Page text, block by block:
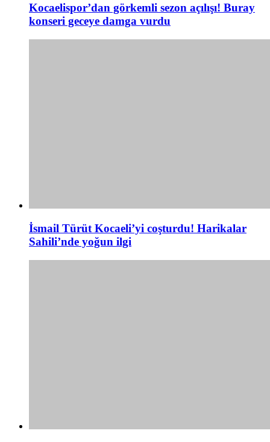
Kocaelispor’dan görkemli sezon açılışı! Buray
konseri geceye damga vurdu
İsmail Türüt Kocaeli’yi coşturdu! Harikalar
Sahili’nde yoğun ilgi